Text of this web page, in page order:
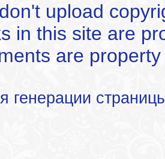
upload
in this site are
are
генерации